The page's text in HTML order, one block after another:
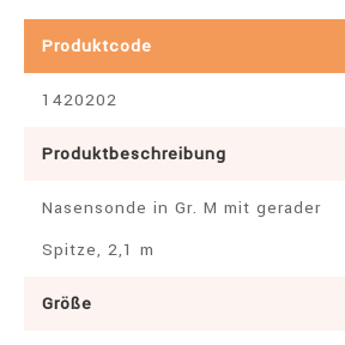
Produktcode
1420202
Produktbeschreibung
Nasensonde in Gr. M mit gerader
Spitze, 2,1 m
Größe